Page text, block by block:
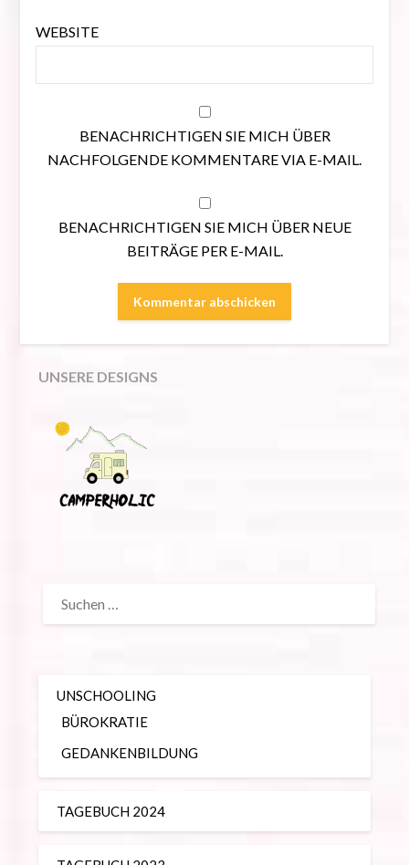
WEBSITE
BENACHRICHTIGEN SIE MICH ÜBER
NACHFOLGENDE KOMMENTARE VIA E-MAIL.
BENACHRICHTIGEN SIE MICH ÜBER NEUE
BEITRÄGE PER E-MAIL.
UNSERE DESIGNS
NACH:
UNSCHOOLING
BÜROKRATIE
GEDANKENBILDUNG
TAGEBUCH 2024